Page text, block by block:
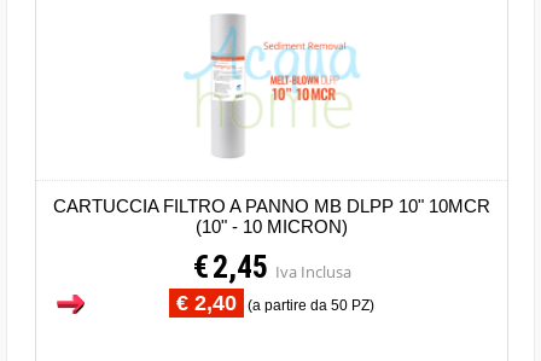
CARTUCCIA FILTRO A PANNO MB DLPP 10" 10MCR
(10" - 10 MICRON)
€2,45 Iva Inclusa
€ 2,40 (a partire da 50 PZ)